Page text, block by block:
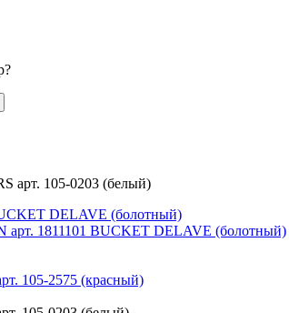
арт. 105-0203 (белый)
DELAVE (болотный)